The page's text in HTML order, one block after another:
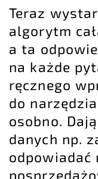
Teraz
algorytm
a ta
na każde
ręcznego
do
osobno.
danych np.
odpowiadać